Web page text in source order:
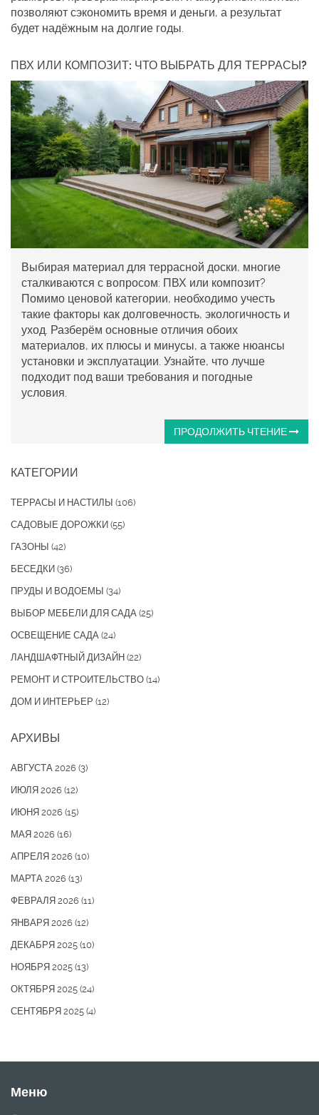
позволяют сэкономить время и деньги, а результат
будет надёжным на долгие годы.
ПВХ ИЛИ КОМПОЗИТ: ЧТО ВЫБРАТЬ ДЛЯ ТЕРРАСЫ?
Выбирая материал для террасной доски, многие
сталкиваются с вопросом: ПВХ или композит?
Помимо ценовой категории, необходимо учесть
такие факторы как долговечность, экологичность и
уход. Разберём основные отличия обоих
материалов, их плюсы и минусы, а также нюансы
установки и эксплуатации. Узнайте, что лучше
подходит под ваши требования и погодные
условия.
ПРОДОЛЖИТЬ ЧТЕНИЕ
КАТЕГОРИИ
ТЕРРАСЫ И НАСТИЛЫ (106)
САДОВЫЕ ДОРОЖКИ (55)
ГАЗОНЫ (42)
БЕСЕДКИ (36)
ПРУДЫ И ВОДОЕМЫ (34)
ВЫБОР МЕБЕЛИ ДЛЯ САДА (25)
ОСВЕЩЕНИЕ САДА (24)
ЛАНДШАФТНЫЙ ДИЗАЙН (22)
РЕМОНТ И СТРОИТЕЛЬСТВО (14)
ДОМ И ИНТЕРЬЕР (12)
АРХИВЫ
АВГУСТА 2026 (3)
ИЮЛЯ 2026 (12)
ИЮНЯ 2026 (15)
МАЯ 2026 (16)
АПРЕЛЯ 2026 (10)
МАРТА 2026 (13)
ФЕВРАЛЯ 2026 (11)
ЯНВАРЯ 2026 (12)
ДЕКАБРЯ 2025 (10)
НОЯБРЯ 2025 (13)
ОКТЯБРЯ 2025 (24)
СЕНТЯБРЯ 2025 (4)
Меню